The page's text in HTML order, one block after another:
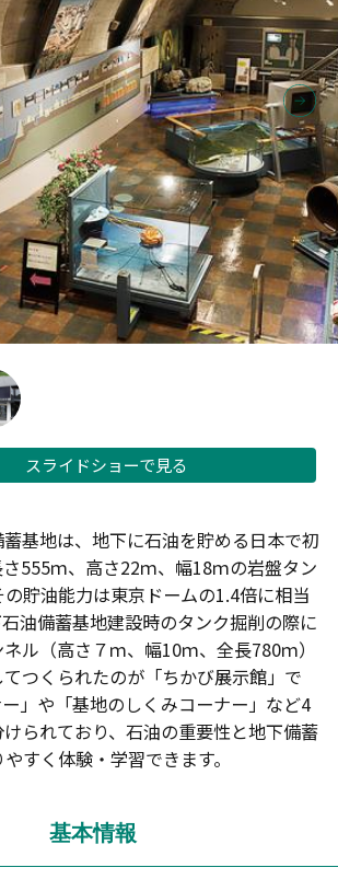
スライドショーで見る
基地は、地下に石油を貯める日本で初
555ｍ、高さ22ｍ、幅18ｍの岩盤タン
貯油能力は東京ドームの1.4倍に相当
油備蓄基地建設時のタンク掘削の際に
ル（高さ７ｍ、幅10ｍ、全長780ｍ）
つくられたのが「ちかび展示館」で
」や「基地のしくみコーナー」など4
られており、石油の重要性と地下備蓄
すく体験・学習できます。
基本情報